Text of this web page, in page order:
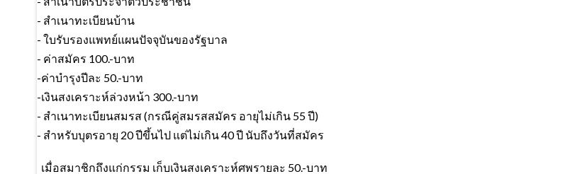
- สำเนาทะเบียนบ้าน
- ใบรับรองแพทย์แผนปัจจุบันของรัฐบาล
- ค่าสมัคร 100.-บาท
-ค่าบำรุงปีละ 50.-บาท
-เงินสงเคราะห์ล่วงหน้า 300.-บาท
- สำเนาทะเบียนสมรส (กรณีคู่สมรสสมัคร อายุไม่เกิน 55 ปี)
- สำหรับบุตรอายุ 20 ปีขึ้นไป แต่ไม่เกิน 40 ปี นับถึงวันที่สมัคร
เมื่อสมาชิกถึงแก่กรรม เก็บเงินสงเคราะห์ศพรายละ 50.-บาท